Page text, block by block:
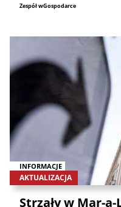
Zespół wGospodarce
INFORMACJE
AKTUALIZACJA
Strzały w Mar-